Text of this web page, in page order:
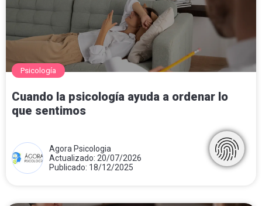
Psicología
Cuando la psicología ayuda a ordenar lo
que sentimos
Agora Psicologia
Actualizado: 20/07/2026
Publicado: 18/12/2025